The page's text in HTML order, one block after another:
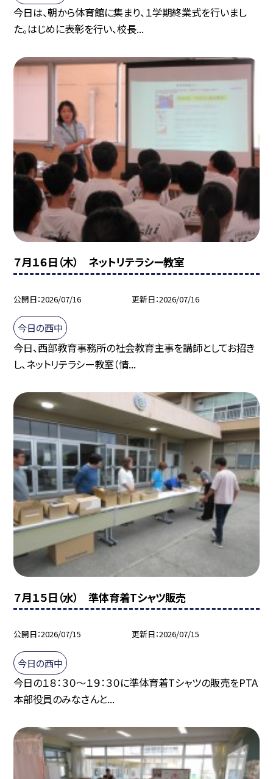
今日は、朝から体育館に集まり、１学期終業式を行いまし
た。はじめに表彰を行い、校長...
７月１６日（木） ネットリテラシー教室
公開日 2026/07/16 更新日 2026/07/16
今日の西中
今日、西部教育事務所の社会教育主事を講師としてお招き
し、ネットリテラシー教室（情...
７月１５日（水） 準体育着Tシャツ販売
公開日 2026/07/15 更新日 2026/07/15
今日の西中
今日の１８：３０～１９：３０に準体育着Tシャツの販売をPTA
本部役員のみなさんと...